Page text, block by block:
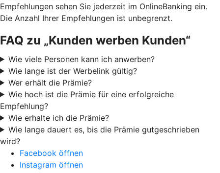
Empfehlungen sehen Sie jederzeit im OnlineBanking ein.
Die Anzahl Ihrer Empfehlungen ist unbegrenzt.
FAQ zu „Kunden werben Kunden“
Wie viele Personen kann ich anwerben?
Wie lange ist der Werbelink gültig?
Wer erhält die Prämie?
Wie hoch ist die Prämie für eine erfolgreiche
Empfehlung?
Wie erhalte ich die Prämie?
Wie lange dauert es, bis die Prämie gutgeschrieben
wird?
Facebook öffnen
Instagram öffnen